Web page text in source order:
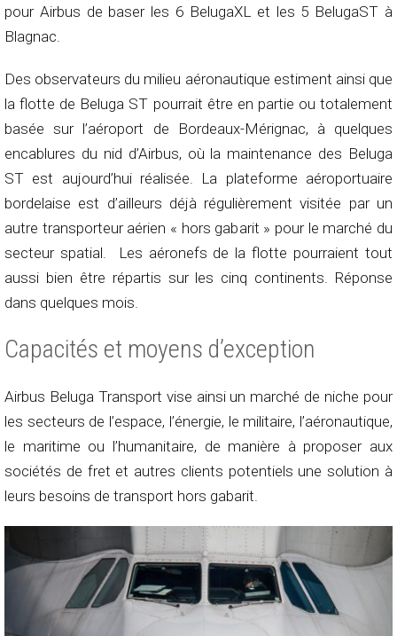
pour Airbus de baser les 6 BelugaXL et les 5 BelugaST à
Blagnac.
Des observateurs du milieu aéronautique estiment ainsi que
la flotte de Beluga ST pourrait être en partie ou totalement
basée sur l’aéroport de Bordeaux-Mérignac, à quelques
encablures du nid d’Airbus, où la maintenance des Beluga
ST est aujourd’hui réalisée. La plateforme aéroportuaire
bordelaise est d’ailleurs déjà régulièrement visitée par un
autre transporteur aérien « hors gabarit » pour le marché du
secteur spatial. Les aéronefs de la flotte pourraient tout
aussi bien être répartis sur les cinq continents. Réponse
dans quelques mois.
Capacités et moyens d’exception
Airbus Beluga Transport vise ainsi un marché de niche pour
les secteurs de l’espace, l’énergie, le militaire, l’aéronautique,
le maritime ou l’humanitaire, de manière à proposer aux
sociétés de fret et autres clients potentiels une solution à
leurs besoins de transport hors gabarit.